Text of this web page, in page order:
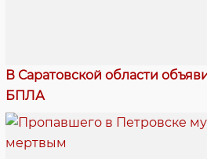
В Саратовской области
БПЛА